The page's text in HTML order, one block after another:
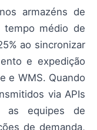
armazéns de
tempo médio de
ao sincronizar
e expedição
e WMS. Quando
via APIs
as equipes de
de demanda,